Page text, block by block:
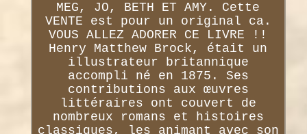
MEG, JO, BETH ET AMY. Cette
VENTE est pour un original ca.
VOUS ALLEZ ADORER CE LIVRE !!
Henry Matthew Brock, était un
illustrateur britannique
accompli né en 1875. Ses
contributions aux œuvres
littéraires ont couvert de
nombreux romans et histoires
classiques, les animant avec son